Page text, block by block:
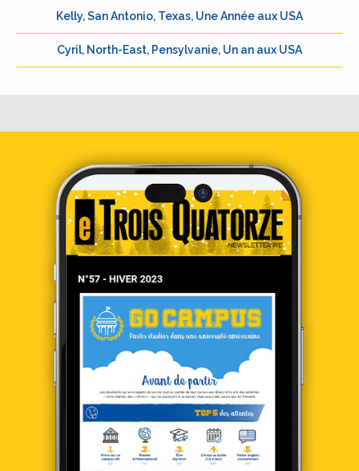
Kelly, San Antonio, Texas, Une Année aux USA
Cyril, North-East, Pensylvanie, Un an aux USA